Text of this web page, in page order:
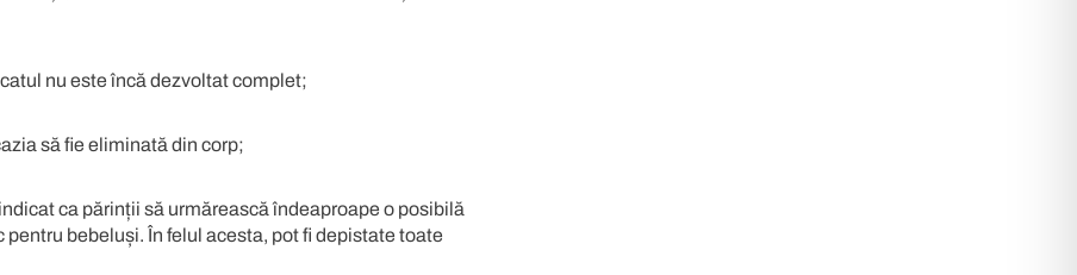
nu este încă dezvoltat complet;
să fie eliminată din corp;
ca părinții să urmărească îndeaproape o posibilă
pentru bebeluși. În felul acesta, pot fi depistate toate